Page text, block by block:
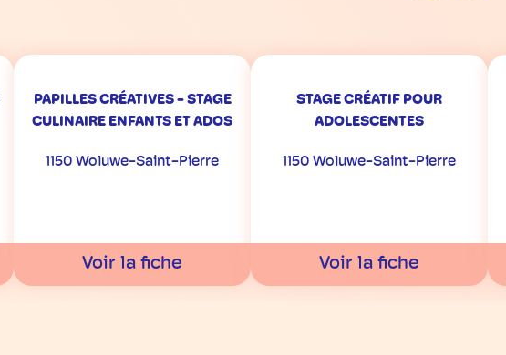
PAPILLES CRÉATIVES - STAGE
CULINAIRE ENFANTS ET ADOS
1150 Woluwe-Saint-Pierre
Voir la fiche
STAGE CRÉATIF POUR
ADOLESCENTES
1150 Woluwe-Saint-Pierre
Voir la fiche